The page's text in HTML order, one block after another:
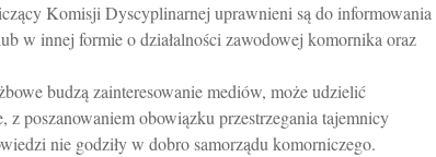
Komisji Dyscyplinarnej uprawnieni są do informowania
w innej formie o działalności zawodowej komornika oraz
budzą zainteresowanie mediów, może udzielić
z poszanowaniem obowiązku przestrzegania tajemnicy
nie godziły w dobro samorządu komorniczego.